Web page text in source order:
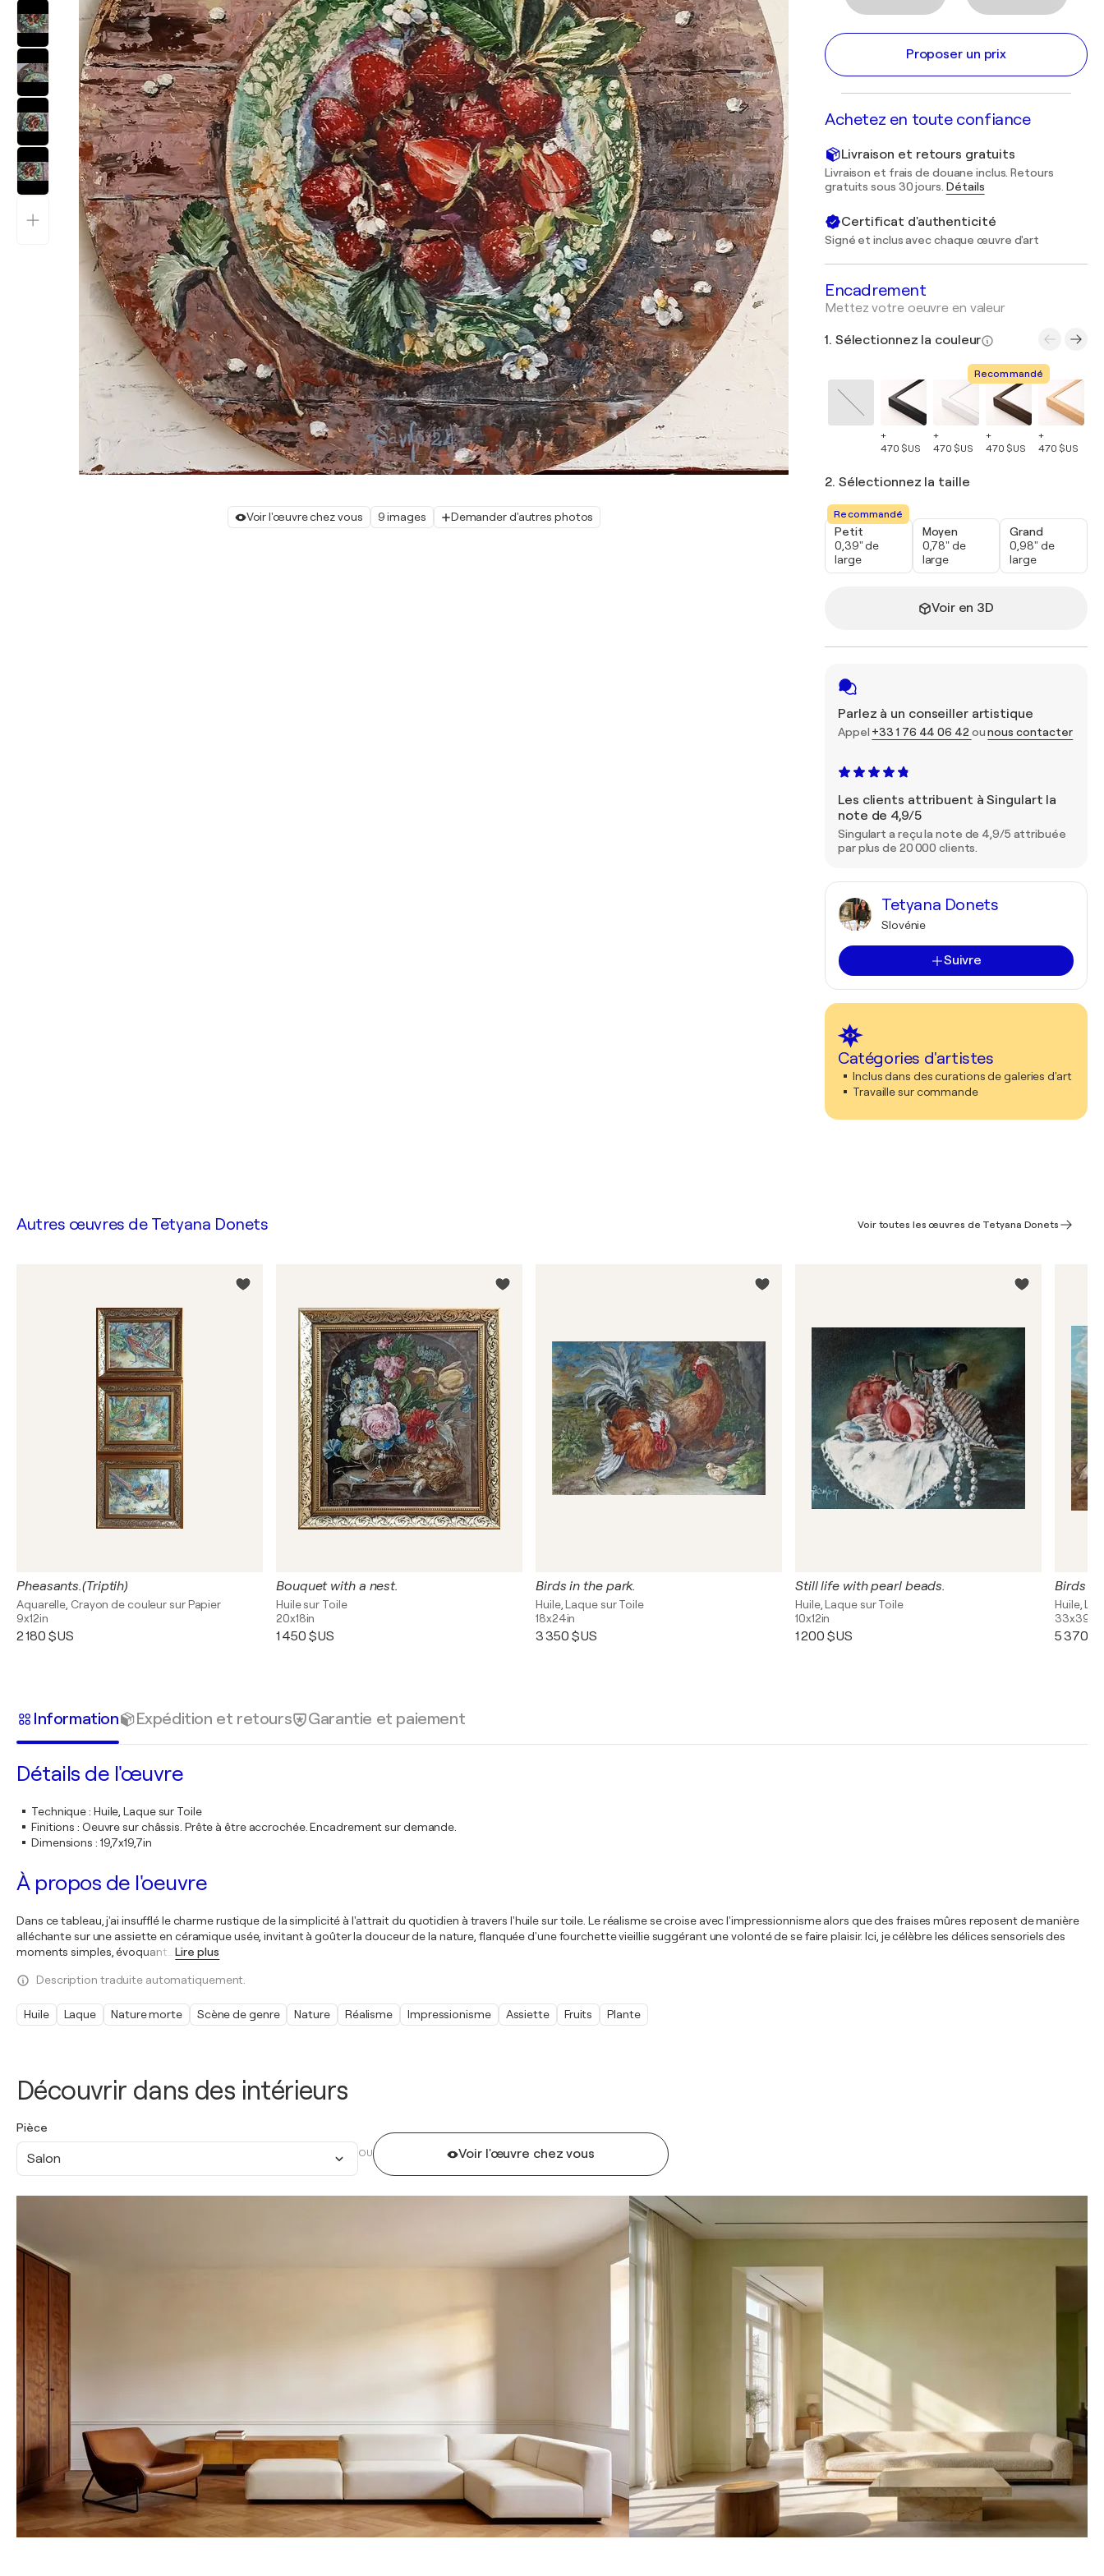
Voir l'œuvre chez vous 9 images Demander d'autres photos
Proposer un prix
Achetez en toute confiance
Livraison et retours gratuits
Livraison et frais de douane inclus. Retours
gratuits sous 30 jours. Détails
Certificat d'authenticité
Signé et inclus avec chaque œuvre d'art
Encadrement
Mettez votre oeuvre en valeur
1. Sélectionnez la couleur
+
470 $US
+
470 $US
Recommandé
+
470 $US
+
470 $US
2. Sélectionnez la taille
Recommandé
Petit
0,39" de
large
Moyen
0,78" de
large
Grand
0,98" de
large
Voir en 3D
Parlez à un conseiller artistique
Appel +33 1 76 44 06 42 ounous contacter
Les clients attribuent à Singulart la
note de 4,9/5
Singulart a reçu la note de 4,9/5 attribuée
par plus de 20 000 clients.
Tetyana Donets
Slovénie
Suivre
Catégories d'artistes
Inclus dans des curations de galeries d'art
Travaille sur commande
Découvrir dans des intérieurs
Pièce
Salon OU Voir l'œuvre chez vous
Autres œuvres de Tetyana Donets Voir toutes les œuvres de Tetyana Donets
Pheasants.(Triptih)
Aquarelle, Crayon de couleur sur Papier
9x12in
2 180 $US
Bouquet with a nest.
Huile sur Toile
20x18in
1 450 $US
Birds in the park.
Huile, Laque sur Toile
18x24in
3 350 $US
Still life with pearl beads.
Huile, Laque sur Toile
10x12in
1 200 $US
Birds in
Huile,
33x39in
5 370
Information Expédition et retours Garantie et paiement
Détails de l'œuvre
Technique: Huile, Laque sur Toile
Finitions : Oeuvre sur châssis. Prête à être accrochée. Encadrement sur demande.
Dimensions : 19,7x19,7in
À propos de l'oeuvre
Dans ce tableau, j'ai insufflé le charme rustique de la simplicité à l'attrait du quotidien à travers l'huile sur toile. Le réalisme se croise avec l'impressionnisme alors que des fraises mûres reposent de manière
alléchante sur une assiette en céramique usée, invitant à goûter la douceur de la nature, flanquée d'une fourchette vieillie suggérant une volonté de se faire plaisir. Ici, je célèbre les délices sensoriels des
moments simples, évoquant
Lire plus
Description traduite automatiquement.
Huile Laque Nature morte Scène de genre Nature Réalisme Impressionisme Assiette Fruits Plante